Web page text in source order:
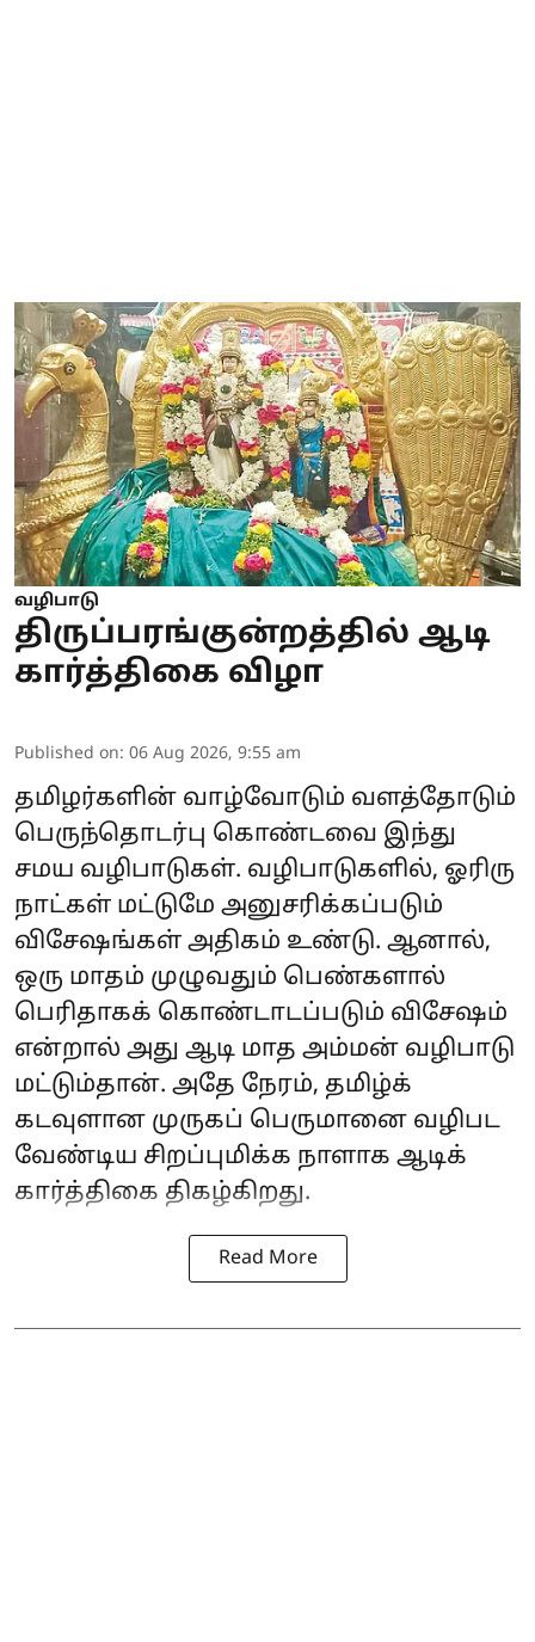
வழிபாடு
திருப்பரங்குன்றத்தில் ஆடி
கார்த்திகை விழா
Published on: 06 Aug 2026, 9:55 am
தமிழர்களின் வாழ்வோடும் வளத்தோடும்
பெருந்தொடர்பு கொண்டவை இந்து
சமய வழிபாடுகள். வழிபாடுகளில், ஓரிரு
நாட்கள் மட்டுமே அனுசரிக்கப்படும்
விசேஷங்கள் அதிகம் உண்டு. ஆனால்,
ஒரு மாதம் முழுவதும் பெண்களால்
பெரிதாகக் கொண்டாடப்படும் விசேஷம்
என்றால் அது ஆடி மாத அம்மன் வழிபாடு
மட்டும்தான். அதே நேரம், தமிழ்க்
கடவுளான முருகப் பெருமானை வழிபட
வேண்டிய சிறப்புமிக்க நாளாக ஆடிக்
கார்த்திகை திகழ்கிறது.
Read More